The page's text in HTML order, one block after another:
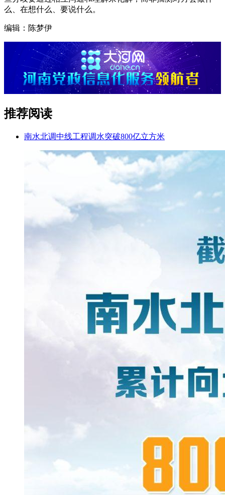
么、在想什么、要说什么。
编辑：陈梦伊
推荐阅读
南水北调中线工程调水突破800亿立方米